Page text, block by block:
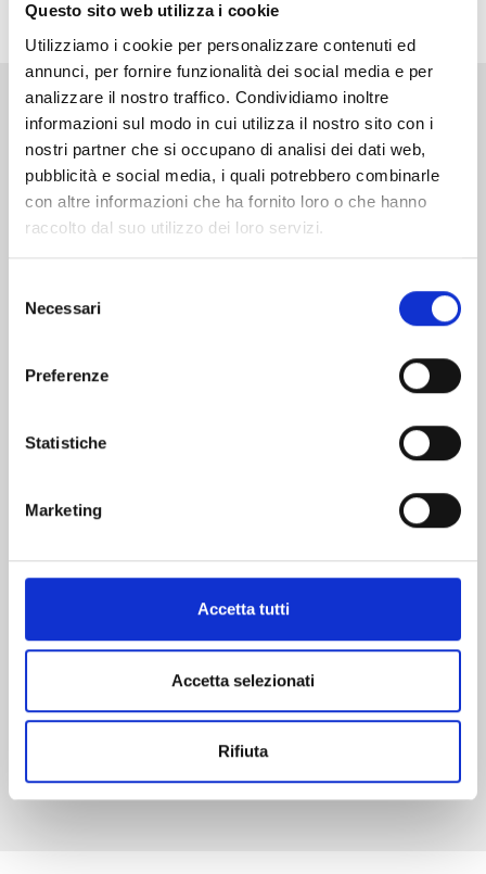
Questo sito web utilizza i cookie
Utilizziamo i cookie per personalizzare contenuti ed
annunci, per fornire funzionalità dei social media e per
analizzare il nostro traffico. Condividiamo inoltre
informazioni sul modo in cui utilizza il nostro sito con i
nostri partner che si occupano di analisi dei dati web,
pubblicità e social media, i quali potrebbero combinarle
con altre informazioni che ha fornito loro o che hanno
raccolto dal suo utilizzo dei loro servizi.
delNecessari
Preferenze
Statistiche
Marketing
Accetta tutti
Accetta selezionati
Rifiuta
storia a cavallo fra il sovrannaturale e il noir!
Altri volumi della serie
20/10/2026
Mostra tutto